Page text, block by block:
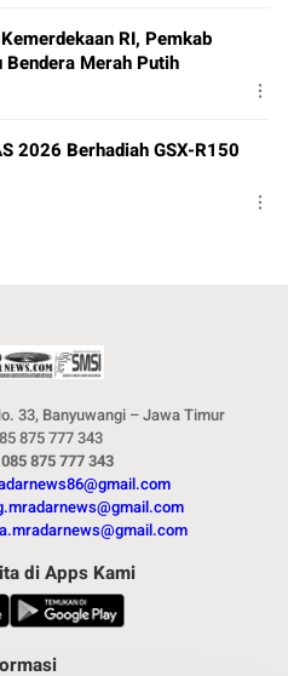
RI, Pemkab
Bendera Merah Putih
2026 Berhadiah GSX-R150
33, Banyuwangi – Jawa Timur
875 777 343
875 777 343
di Apps Kami